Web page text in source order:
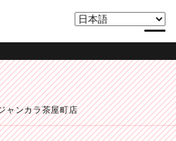
ャンカラ茶屋町店